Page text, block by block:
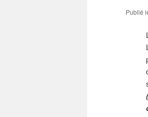
Publié
(